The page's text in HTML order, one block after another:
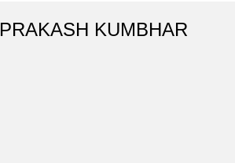
PRAKASH KUMBHAR